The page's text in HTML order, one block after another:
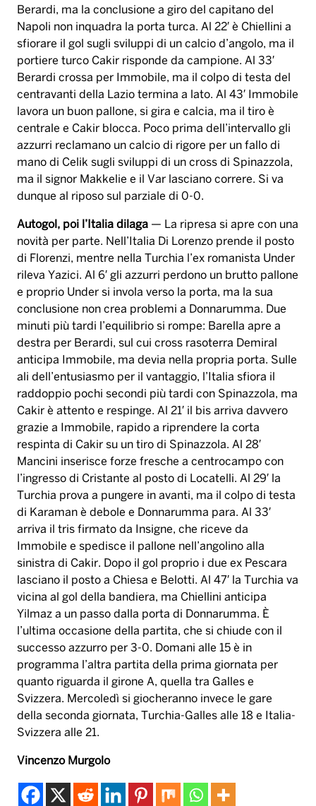
Berardi, ma la conclusione a giro del capitano del
Napoli non inquadra la porta turca. Al 22′ è Chiellini a
sfiorare il gol sugli sviluppi di un calcio d’angolo, ma il
portiere turco Cakir risponde da campione. Al 33′
Berardi crossa per Immobile, ma il colpo di testa del
centravanti della Lazio termina a lato. Al 43′ Immobile
lavora un buon pallone, si gira e calcia, ma il tiro è
centrale e Cakir blocca. Poco prima dell’intervallo gli
azzurri reclamano un calcio di rigore per un fallo di
mano di Celik sugli sviluppi di un cross di Spinazzola,
ma il signor Makkelie e il Var lasciano correre. Si va
dunque al riposo sul parziale di 0-0.
Autogol, poi l’Italia dilaga — La ripresa si apre con una
novità per parte. Nell’Italia Di Lorenzo prende il posto
di Florenzi, mentre nella Turchia l’ex romanista Under
rileva Yazici. Al 6′ gli azzurri perdono un brutto pallone
e proprio Under si invola verso la porta, ma la sua
conclusione non crea problemi a Donnarumma. Due
minuti più tardi l’equilibrio si rompe: Barella apre a
destra per Berardi, sul cui cross rasoterra Demiral
anticipa Immobile, ma devia nella propria porta. Sulle
ali dell’entusiasmo per il vantaggio, l’Italia sfiora il
raddoppio pochi secondi più tardi con Spinazzola, ma
Cakir è attento e respinge. Al 21′ il bis arriva davvero
grazie a Immobile, rapido a riprendere la corta
respinta di Cakir su un tiro di Spinazzola. Al 28′
Mancini inserisce forze fresche a centrocampo con
l’ingresso di Cristante al posto di Locatelli. Al 29′ la
Turchia prova a pungere in avanti, ma il colpo di testa
di Karaman è debole e Donnarumma para. Al 33′
arriva il tris firmato da Insigne, che riceve da
Immobile e spedisce il pallone nell’angolino alla
sinistra di Cakir. Dopo il gol proprio i due ex Pescara
lasciano il posto a Chiesa e Belotti. Al 47′ la Turchia va
vicina al gol della bandiera, ma Chiellini anticipa
Yilmaz a un passo dalla porta di Donnarumma. È
l’ultima occasione della partita, che si chiude con il
successo azzurro per 3-0. Domani alle 15 è in
programma l’altra partita della prima giornata per
quanto riguarda il girone A, quella tra Galles e
Svizzera. Mercoledì si giocheranno invece le gare
della seconda giornata, Turchia-Galles alle 18 e Italia-
Svizzera alle 21.
Vincenzo Murgolo